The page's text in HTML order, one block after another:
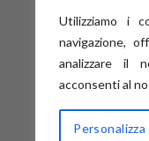
Utilizziamo i
navigazione,
analizzare il
acconsenti al
Personalizza